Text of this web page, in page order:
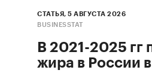
СТАТЬЯ, 5 АВГУСТА 2026
BUSINESSTAT
В 2021-2025 гг
жира в России